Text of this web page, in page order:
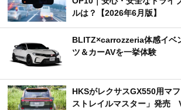
ルは？【2026年6月版】
BLITZ×carrozzeria体感イ
ツ＆カーAVを一挙体験
HKSがレクサスGX550用マ
ストレイルマスター」発売